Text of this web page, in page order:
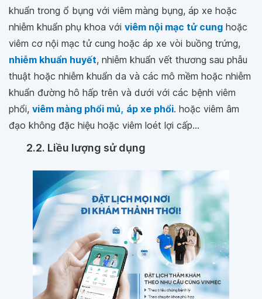
khuẩn trong ổ bụng với viêm màng bụng, áp xe hoặc
nhiễm khuẩn phụ khoa với viêm nội mạc tử cung hoặc
viêm cơ nội mạc tử cung hoặc áp xe vòi buồng trứng,
nhiễm khuẩn huyết, nhiễm khuẩn vết thương sau phẫu
thuật hoặc nhiễm khuẩn da và các mô mềm hoặc nhiễm
khuẩn đường hô hấp trên và dưới với các bệnh viêm
phổi, viêm màng phổi mủ, áp xe phổi. hoặc viêm âm
đạo không đặc hiệu hoặc viêm loét lợi cấp...
2.2. Liều lượng sử dụng